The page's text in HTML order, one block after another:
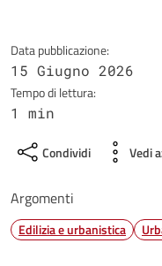
Data pubblicazione:
15 Giugno 2026
Tempo di lettura:
1 min
Condividi Vedi
Argomenti
Edilizia e urbanistica